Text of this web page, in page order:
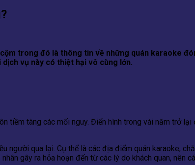
trong đó là thông tin về những quán karaoke
vụ này có thiệt hại vô cùng lớn.
tiềm tàng các mối nguy. Điển hình trong vài năm trở lại
qua lại. Cụ thể là các địa điểm quán karaoke,
gây ra hỏa hoạn đến từ các lý do khách quan, nên